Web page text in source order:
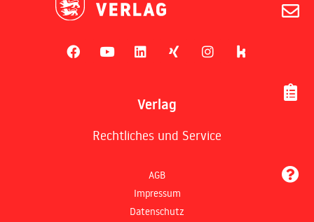
Verlag
Rechtliches und Service
AGB
Impressum
Datenschutz